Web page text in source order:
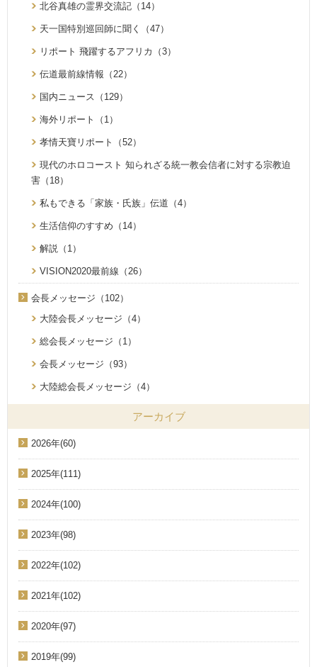
北谷真雄の霊界交流記（14）
天一国特別巡回師に聞く（47）
リポート 飛躍するアフリカ（3）
伝道最前線情報（22）
国内ニュース（129）
海外リポート（1）
孝情天寶リポート（52）
現代のホロコースト 知られざる統一教会信者に対する宗教迫
害（18）
私もできる「家族・氏族」伝道（4）
生活信仰のすすめ（14）
解説（1）
VISION2020最前線（26）
会長メッセージ（102）
大陸会長メッセージ（4）
総会長メッセージ（1）
会長メッセージ（93）
大陸総会長メッセージ（4）
アーカイブ
2026年(60)
2025年(111)
2024年(100)
2023年(98)
2022年(102)
2021年(102)
2020年(97)
2019年(99)